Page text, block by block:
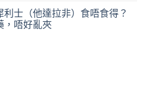
士（他達拉非）食唔食得？
，唔好亂夾